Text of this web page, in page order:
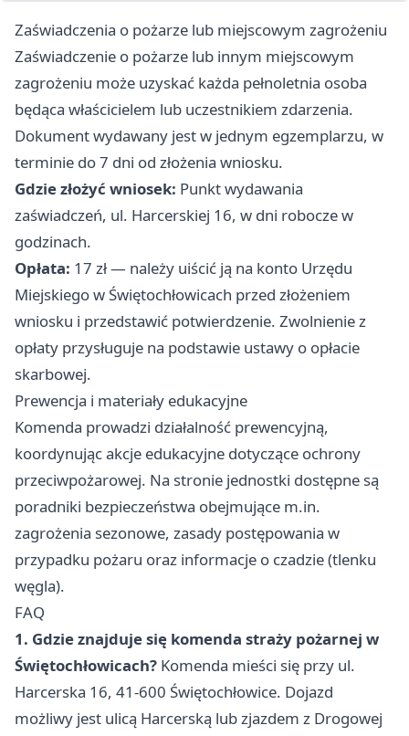
Zaświadczenia o pożarze lub miejscowym zagrożeniu
Zaświadczenie o pożarze lub innym miejscowym
zagrożeniu może uzyskać każda pełnoletnia osoba
będąca właścicielem lub uczestnikiem zdarzenia.
Dokument wydawany jest w jednym egzemplarzu, w
terminie do 7 dni od złożenia wniosku.
Gdzie złożyć wniosek: Punkt wydawania
zaświadczeń, ul. Harcerskiej 16, w dni robocze w
godzinach.
Opłata: 17 zł — należy uiścić ją na konto Urzędu
Miejskiego w Świętochłowicach przed złożeniem
wniosku i przedstawić potwierdzenie. Zwolnienie z
opłaty przysługuje na podstawie ustawy o opłacie
skarbowej.
Prewencja i materiały edukacyjne
Komenda prowadzi działalność prewencyjną,
koordynując akcje edukacyjne dotyczące ochrony
przeciwpożarowej. Na stronie jednostki dostępne są
poradniki bezpieczeństwa obejmujące m.in.
zagrożenia sezonowe, zasady postępowania w
przypadku pożaru oraz informacje o czadzie (tlenku
węgla).
FAQ
1. Gdzie znajduje się komenda straży pożarnej w
Świętochłowicach? Komenda mieści się przy ul.
Harcerska 16, 41-600 Świętochłowice. Dojazd
możliwy jest ulicą Harcerską lub zjazdem z Drogowej